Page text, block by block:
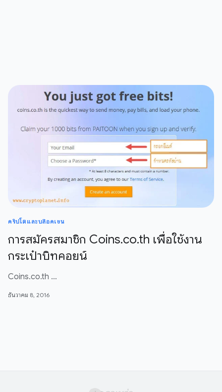
คริปโตและบล๊อคเชน
การสมัครสมาชิก Coins.co.th เพื่อใช้งาน
กระเป๋าบิทคอยน์
Coins.co.th …
ธันวาคม 8, 2016